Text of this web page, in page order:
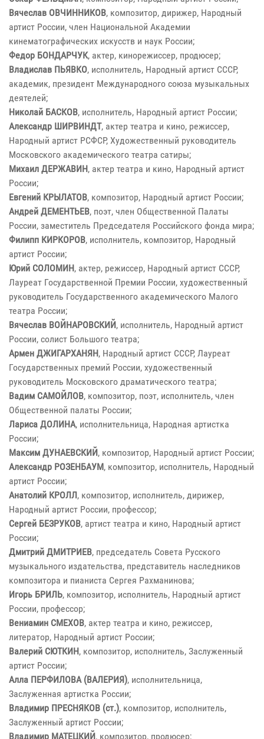
Вячеслав ОВЧИННИКОВ, композитор, дирижер, Народный
артист России, член Национальной Академии
кинематографических искусств и наук России;
Федор БОНДАРЧУК, актер, кинорежиссер, продюсер;
Владислав ПЬЯВКО, исполнитель, Народный артист СССР,
академик, президент Международного союза музыкальных
деятелей;
Николай БАСКОВ, исполнитель, Народный артист России;
Александр ШИРВИНДТ, актер театра и кино, режиссер,
Народный артист РСФСР, Художественный руководитель
Московского академического театра сатиры;
Михаил ДЕРЖАВИН, актер театра и кино, Народный артист
России;
Евгений КРЫЛАТОВ, композитор, Народный артист России;
Андрей ДЕМЕНТЬЕВ, поэт, член Общественной Палаты
России, заместитель Председателя Российского фонда мира;
Филипп КИРКОРОВ, исполнитель, композитор, Народный
артист России;
Юрий СОЛОМИН, актер, режиссер, Народный артист СССР,
Лауреат Государственной Премии России, художественный
руководитель Государственного академического Малого
театра России;
Вячеслав ВОЙНАРОВСКИЙ, исполнитель, Народный артист
России, солист Большого театра;
Армен ДЖИГАРХАНЯН, Народный артист СССР, Лауреат
Государственных премий России, художественный
руководитель Московского драматического театра;
Вадим САМОЙЛОВ, композитор, поэт, исполнитель, член
Общественной палаты России;
Лариса ДОЛИНА, исполнительница, Народная артистка
России;
Максим ДУНАЕВСКИЙ, композитор, Народный артист России;
Александр РОЗЕНБАУМ, композитор, исполнитель, Народный
артист России;
Анатолий КРОЛЛ, композитор, исполнитель, дирижер,
Народный артист России, профессор;
Сергей БЕЗРУКОВ, артист театра и кино, Народный артист
России;
Дмитрий ДМИТРИЕВ, председатель Совета Русского
музыкального издательства, представитель наследников
композитора и пианиста Сергея Рахманинова;
Игорь БРИЛЬ, композитор, исполнитель, Народный артист
России, профессор;
Вениамин СМЕХОВ, актер театра и кино, режиссер,
литератор, Народный артист России;
Валерий СЮТКИН, композитор, исполнитель, Заслуженный
артист России;
Алла ПЕРФИЛОВА (ВАЛЕРИЯ), исполнительница,
Заслуженная артистка России;
Владимир ПРЕСНЯКОВ (ст.), композитор, исполнитель,
Заслуженный артист России;
Владимир МАТЕЦКИЙ, композитор, продюсер;